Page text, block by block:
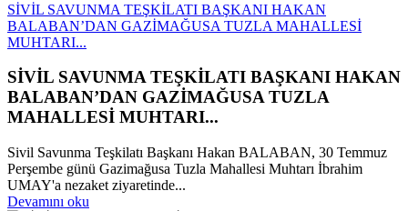
SİVİL SAVUNMA TEŞKİLATI BAŞKANI HAKAN
BALABAN’DAN GAZİMAĞUSA TUZLA MAHALLESİ
MUHTARI...
SİVİL SAVUNMA TEŞKİLATI BAŞKANI HAKAN
BALABAN’DAN GAZİMAĞUSA TUZLA
MAHALLESİ MUHTARI...
Sivil Savunma Teşkilatı Başkanı Hakan BALABAN, 30 Temmuz
Perşembe günü Gazimağusa Tuzla Mahallesi Muhtarı İbrahim
UMAY'a nezaket ziyaretinde...
Devamını oku